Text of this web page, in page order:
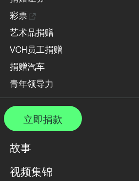
彩票
艺术品捐赠
VCH员工捐赠
捐赠汽车
青年领导力
立即捐款
故事
视频集锦